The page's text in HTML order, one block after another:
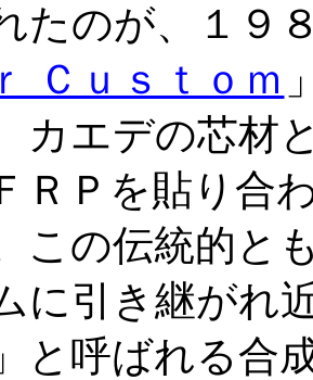
たのが、１９
Ｃｕｓｔｏｍ
カエデの芯材
ＲＰを貼り合
この伝統的と
に引き継がれ
と呼ばれる合